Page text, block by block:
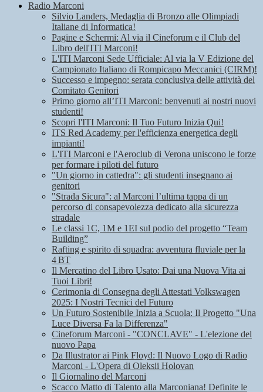
Radio Marconi
Silvio Landers, Medaglia di Bronzo alle Olimpiadi
Italiane di Informatica!
Pagine e Schermi: Al via il Cineforum e il Club del
Libro dell'ITI Marconi!
L'ITI Marconi Sede Ufficiale: Al via la V Edizione del
Campionato Italiano di Rompicapo Meccanici (CIRM)!
Successo e impegno: serata conclusiva delle attività del
Comitato Genitori
Primo giorno all’ITI Marconi: benvenuti ai nostri nuovi
studenti!
Scopri l'ITI Marconi: Il Tuo Futuro Inizia Qui!
ITS Red Academy per l'efficienza energetica degli
impianti!
L'ITI Marconi e l'Aeroclub di Verona uniscono le forze
per formare i piloti del futuro
"Un giorno in cattedra": gli studenti insegnano ai
genitori
"Strada Sicura": al Marconi l’ultima tappa di un
percorso di consapevolezza dedicato alla sicurezza
stradale
Le classi 1C, 1M e 1EI sul podio del progetto “Team
Building”
Rafting e spirito di squadra: avventura fluviale per la
4 BT
Il Mercatino del Libro Usato: Dai una Nuova Vita ai
Tuoi Libri!
Cerimonia di Consegna degli Attestati Volkswagen
2025: I Nostri Tecnici del Futuro
Un Futuro Sostenibile Inizia a Scuola: Il Progetto "Una
Luce Diversa Fa la Differenza"
Cineforum Marconi - "CONCLAVE" - L'elezione del
nuovo Papa
Da Illustrator ai Pink Floyd: Il Nuovo Logo di Radio
Marconi - L'Opera di Oleksii Holovan
Il Giornalino del Marconi
Scacco Matto di Talento alla Marconiana! Definite le